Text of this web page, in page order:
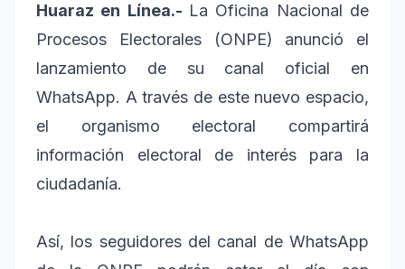
Huaraz en Línea.- La Oficina Nacional de
Procesos Electorales (ONPE) anunció el
lanzamiento de su canal oficial en
WhatsApp. A través de este nuevo espacio,
el organismo electoral compartirá
información electoral de interés para la
ciudadanía.
Así, los seguidores del canal de WhatsApp